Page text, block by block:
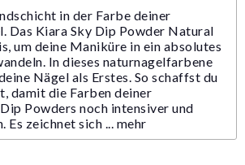
in der Farbe deiner
Das Kiara Sky Dip Powder Natural
um deine Maniküre in ein absolutes
In dieses naturnagelfarbene
Nägel als Erstes. So schaffst du
damit die Farben deiner
Powders noch intensiver und
zeichnet sich ... mehr